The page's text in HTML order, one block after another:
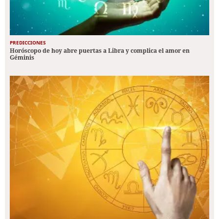
PREDICCIONES
Horóscopo de hoy abre puertas a Libra y complica el amor en
Géminis